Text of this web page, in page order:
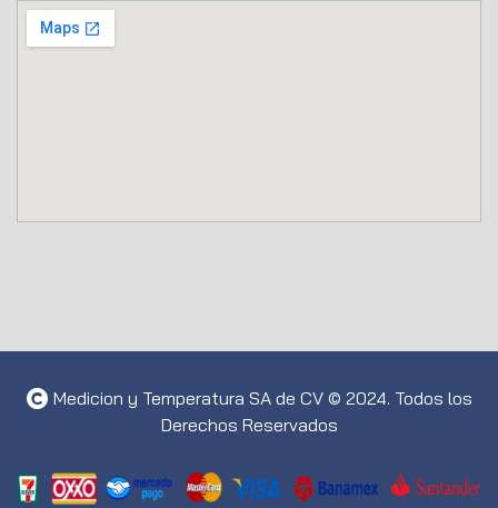
Medicion y Temperatura SA de CV © 2024. Todos los
Derechos Reservados